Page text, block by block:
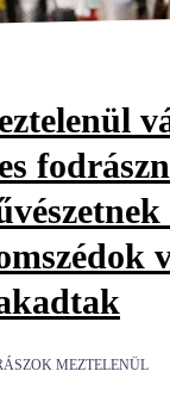
MEZTELENÜL